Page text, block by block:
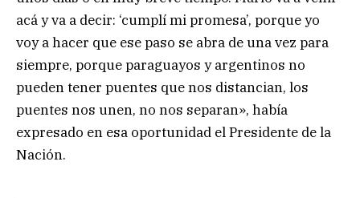
acá y va a decir: ‘cumplí mi promesa’, porque yo
voy a hacer que ese paso se abra de una vez para
siempre, porque paraguayos y argentinos no
pueden tener puentes que nos distancian, los
puentes nos unen, no nos separan», había
expresado en esa oportunidad el Presidente de la
Nación.